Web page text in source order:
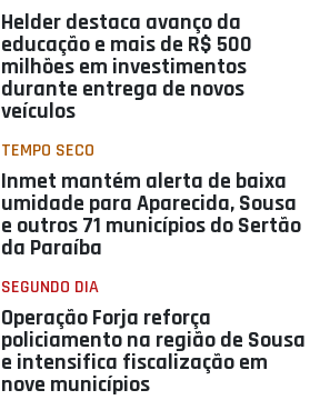
Helder destaca avanço da
educação e mais de R$ 500
milhões em investimentos
durante entrega de novos
veículos
TEMPO SECO
Inmet mantém alerta de baixa
umidade para Aparecida, Sousa
e outros 71 municípios do Sertão
da Paraíba
SEGUNDO DIA
Operação Forja reforça
policiamento na região de Sousa
e intensifica fiscalização em
nove municípios